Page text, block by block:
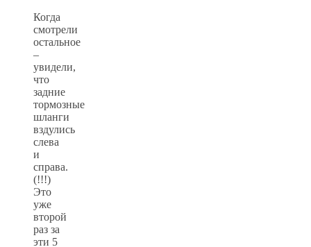
Когда
смотрели
остальное
–
увидели,
что
задние
тормозные
шланги
вздулись
слева
и
справа.
(!!!)
Это
уже
второй
раз за
эти 5